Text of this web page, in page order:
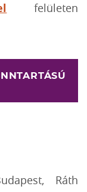
felületen
Ráth